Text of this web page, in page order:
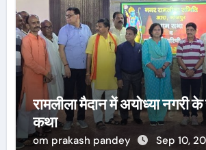
रामलीला मैदान में अयोध्या नगरी
कथा
om prakash pandey Sep 10,